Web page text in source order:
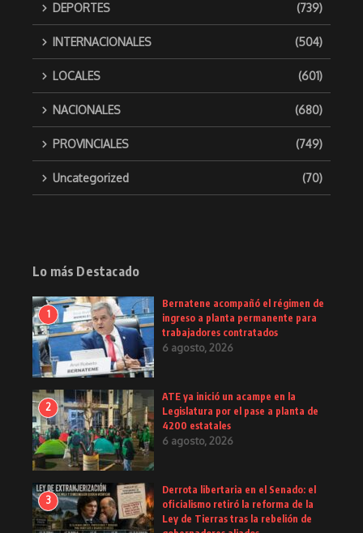
DEPORTES (739)
INTERNACIONALES (504)
LOCALES (601)
NACIONALES (680)
PROVINCIALES (749)
Uncategorized (70)
Lo más Destacado
1
Bernatene acompañó el régimen de
ingreso a planta permanente para
trabajadores contratados
6 agosto, 2026
2
ATE ya inició un acampe en la
Legislatura por el pase a planta de
4200 estatales
6 agosto, 2026
3
Derrota libertaria en el Senado: el
oficialismo retiró la reforma de la
Ley de Tierras tras la rebelión de